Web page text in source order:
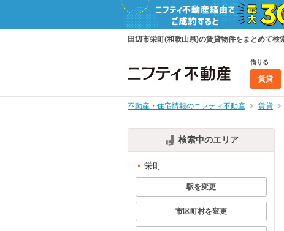
田辺市栄町(和歌山県)の賃貸物件をまとめて
借りる
賃貸
不動産・住宅情報のニフティ不動産 賃貸
検索中のエリア
栄町
駅を変更
市区町村を変更